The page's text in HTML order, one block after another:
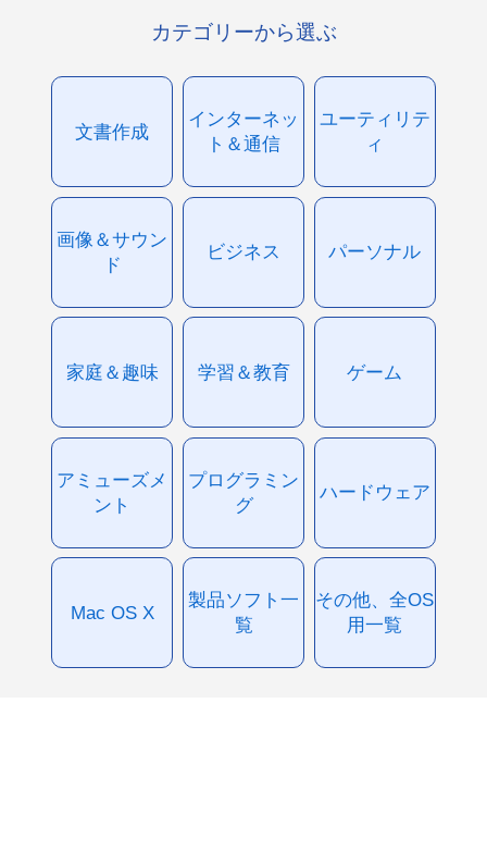
カテゴリーから選ぶ
文書作成
インターネッ
ト＆通信
ユーティリテ
ィ
画像＆サウン
ド
ビジネス パーソナル
家庭＆趣味 学習＆教育 ゲーム
アミューズメ
ント
プログラミン
グ
ハードウェア
Mac OS X
製品ソフト一
覧
その他、全OS
用一覧